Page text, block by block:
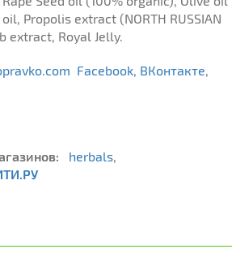
Propolis extract (NORTH RUSSIAN
extract, Royal Jelly.
Facebook, ВКонтакте,
herbals,